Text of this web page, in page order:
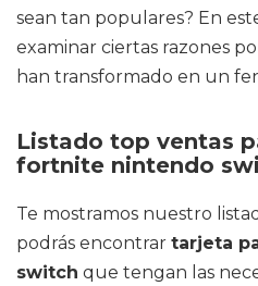
sean tan populares? En
examinar ciertas razones
han transformado en un
Listado top ventas
fortnite nintendo
Te mostramos nuestro
podrás encontrar tarjeta
switch que tengan las